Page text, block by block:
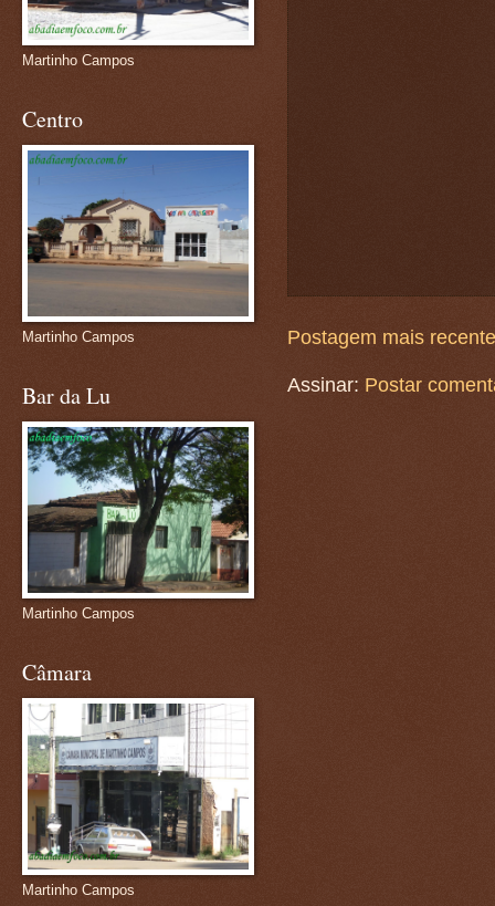
Postagem mais recente
Assinar: Postar
Martinho Campos
Centro
Martinho Campos
Bar da Lu
Martinho Campos
Câmara
Martinho Campos